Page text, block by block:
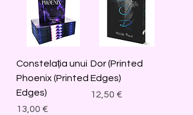
Constelația unui
Phoenix (Printed
Edges)
Price
13,00 €
Dor (Printed
Edges)
Price
12,50 €